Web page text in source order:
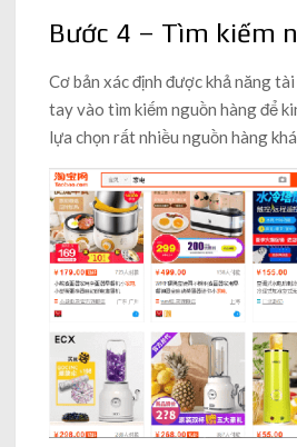
Bước 4 – Tìm kiếm
Cơ bản xác định được khả năng
tay vào tìm kiếm nguồn hàng để
lựa chọn rất nhiều nguồn hàng